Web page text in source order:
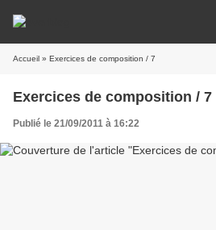
Accueil » Exercices de composition / 7
Exercices de composition / 7
Publié le 21/09/2011 à 16:22